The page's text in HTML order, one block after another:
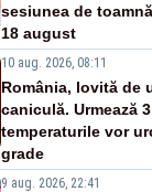
sesiunea de
18 august
10 aug. 2026, 08:11
România, lovită de
caniculă. Urmează
temperaturile vor
grade
9 aug. 2026, 22:41